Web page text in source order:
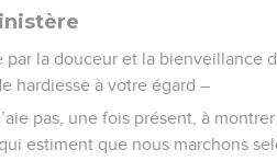
par la douceur et la bienveillance
hardiesse à votre égard –
pas, une fois présent, à
estiment que nous marchons